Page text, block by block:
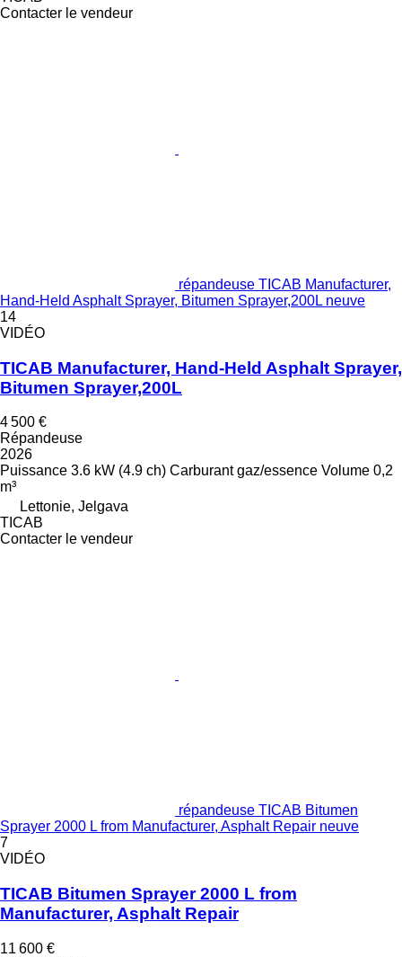
Contacter le vendeur
répandeuse TICAB Manufacturer,
Hand-Held Asphalt Sprayer, Bitumen Sprayer,200L neuve
14
VIDÉO
TICAB Manufacturer, Hand-Held Asphalt Sprayer,
Bitumen Sprayer,200L
4 500 €
Répandeuse
2026
Puissance 3.6 kW (4.9 ch) Carburant gaz/essence Volume 0,2
m³
Lettonie, Jelgava
TICAB
Contacter le vendeur
répandeuse TICAB Bitumen
Sprayer 2000 L from Manufacturer, Asphalt Repair neuve
7
VIDÉO
TICAB Bitumen Sprayer 2000 L from
Manufacturer, Asphalt Repair
11 600 €